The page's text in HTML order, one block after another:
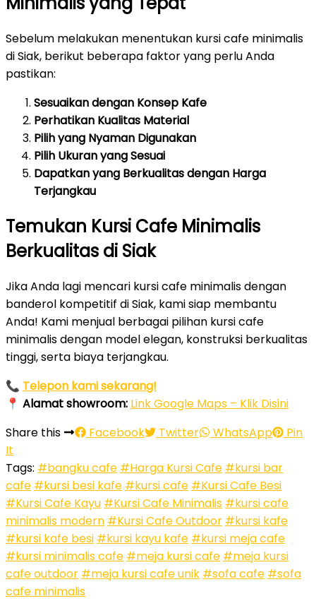
Sebelum melakukan menentukan kursi cafe minimalis
di Siak, berikut beberapa faktor yang perlu Anda
pastikan:
Sesuaikan dengan Konsep Kafe
Perhatikan Kualitas Material
Pilih yang Nyaman Digunakan
Pilih Ukuran yang Sesuai
Dapatkan yang Berkualitas dengan Harga
Terjangkau
Temukan Kursi Cafe Minimalis
Berkualitas di Siak
Jika Anda lagi mencari kursi cafe minimalis dengan
banderol kompetitif di Siak, kami siap membantu
Anda! Kami menjual berbagai pilihan kursi cafe
minimalis dengan model elegan, konstruksi berkualitas
tinggi, serta biaya terjangkau.
📞 Telepon kami sekarang!
📍 Alamat showroom: Link Google Maps – Klik Disini
Share this
Facebook Twitter WhatsApp
Pin
It
Tags: #bangku cafe #Harga Kursi Cafe #kursi bar
cafe #kursi besi kafe #kursi cafe #Kursi Cafe Besi
#Kursi Cafe Kayu #Kursi Cafe Minimalis #kursi cafe
minimalis modern #Kursi Cafe Outdoor #kursi kafe
#kursi kafe besi #kursi kayu kafe #kursi meja cafe
#kursi minimalis cafe #meja kursi cafe #meja kursi
cafe outdoor #meja kursi cafe unik #sofa cafe #sofa
cafe minimalis